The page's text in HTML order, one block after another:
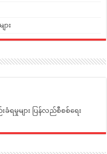
ား
ခံရမှုများ ပြန်လည်စီစစ်ရေး